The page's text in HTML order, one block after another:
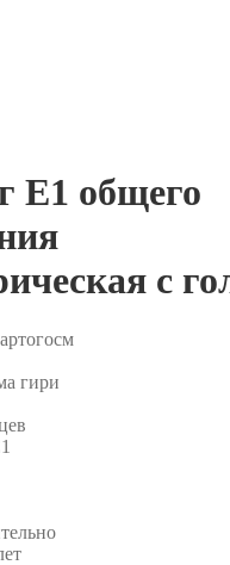
E1 общего
с
гири